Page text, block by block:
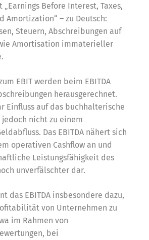
„Earnings Before Interest, Taxes,
Amortization“ – zu Deutsch:
Steuern, Abschreibungen auf
Amortisation immaterieller
EBIT werden beim EBITDA
herausgerechnet.
Einfluss auf das buchhalterische
jedoch nicht zu einem
Das EBITDA nähert sich
operativen Cashflow an und
Leistungsfähigkeit des
unverfälschter dar.
das EBITDA insbesondere dazu,
von Unternehmen zu
im Rahmen von
bei